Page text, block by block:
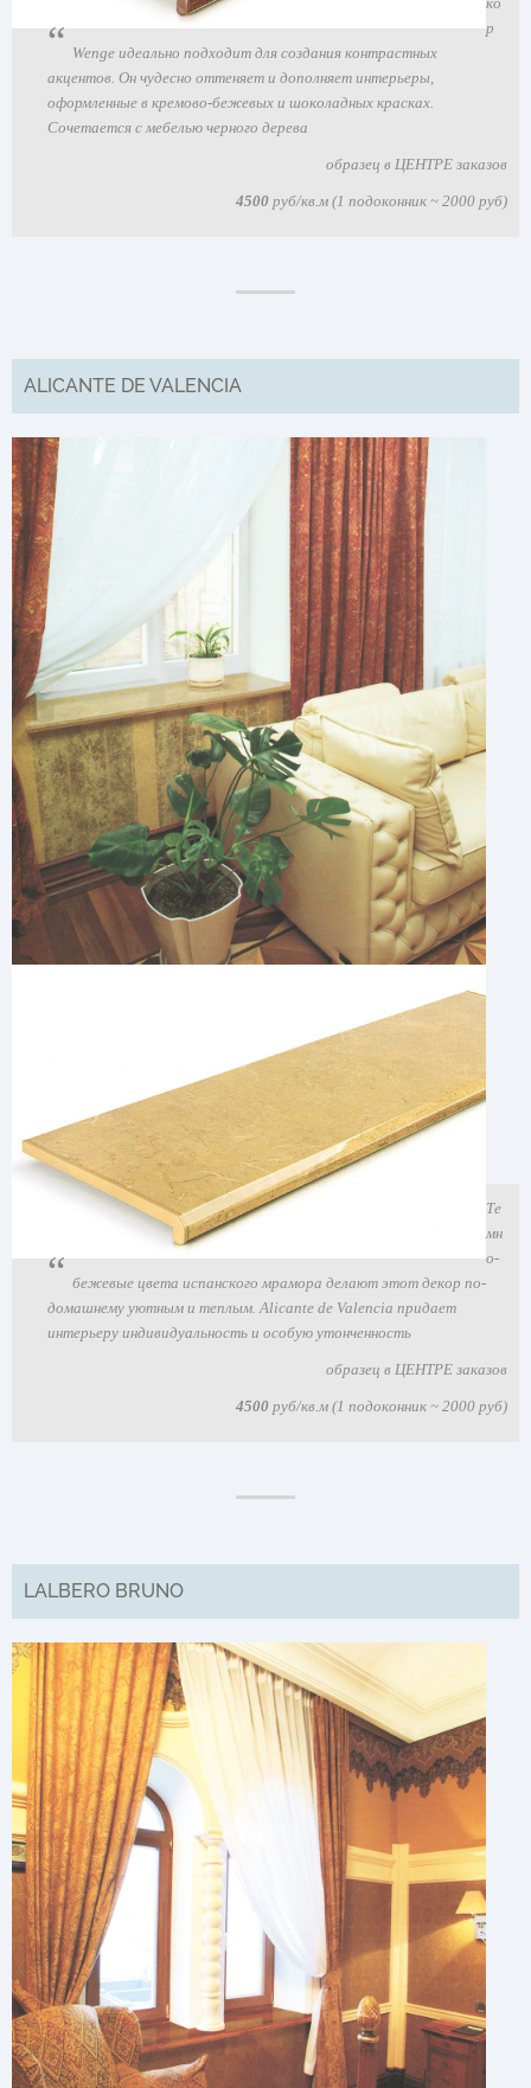
р
Wenge идеально подходит для создания контрастных
акцентов. Он чудесно оттеняет и дополняет интерьеры,
оформленные в кремово-бежевых и шоколадных красках.
Сочетается с мебелью черного дерева
образец в ЦЕНТРЕ заказов
4500 руб/кв.м (1 подоконник ~ 2000 руб)
ALICANTE DE VALENCIA
Те
мн
о-
бежевые цвета испанского мрамора делают этот декор по-
домашнему уютным и теплым. Alicante de Valencia придает
интерьеру индивидуальность и особую утонченность
образец в ЦЕНТРЕ заказов
4500 руб/кв.м (1 подоконник ~ 2000 руб)
LALBERO BRUNO